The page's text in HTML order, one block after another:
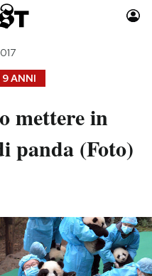
Moda
Consumismi
Media
Europa
Altrecose
9 ANNI
mettere in
panda (Foto)